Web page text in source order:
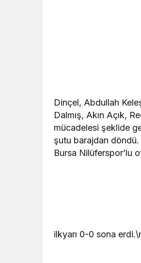
Dinçel, Abdullah
Dalmış, Akın Açık,
mücadelesi şeklide
şutu barajdan döndü.
Bursa Nilüferspor’lu
ilkyarı 0-0 sona